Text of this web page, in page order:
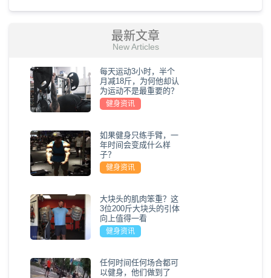
最新文章
New Articles
每天运动3小时，半个
月减18斤，为何他却认
为运动不是最重要的？
健身资讯
如果健身只练手臂，一
年时间会变成什么样
子？
健身资讯
大块头的肌肉笨重？这
3位200斤大块头的引体
向上值得一看
健身资讯
任何时间任何场合都可
以健身，他们做到了